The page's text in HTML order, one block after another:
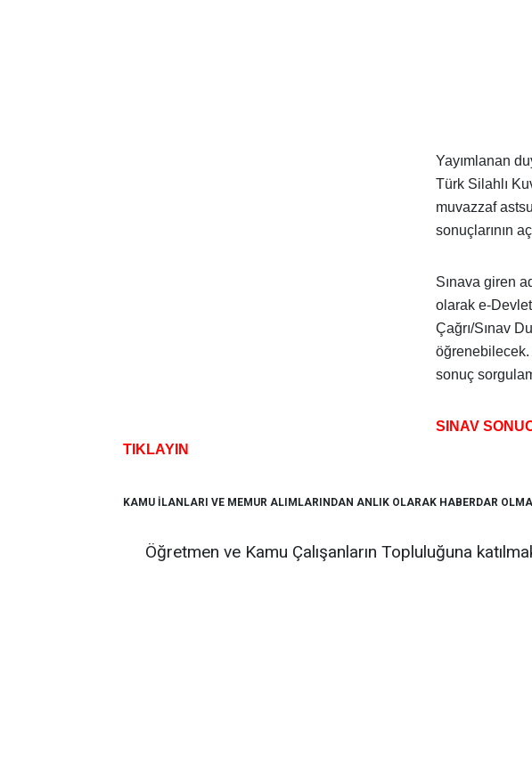
Yayımlanan
Türk Silahlı
muvazzaf
sonuçlarının
Sınava giren
olarak e-
Çağrı/Sınav
öğrenebilecek.
sonuç
SINAV
TIKLAYIN
KAMU İLANLARI VE MEMUR ALIMLARINDAN ANLIK OLARAK HABERDAR
Öğretmen ve Kamu Çalışanların Topluluğuna